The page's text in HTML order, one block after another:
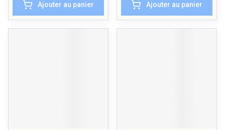
Ajouter au panier Ajouter au panier